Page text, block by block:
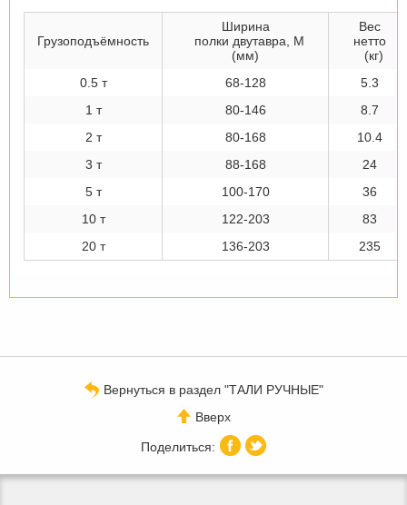
Грузоподъёмность
Ширина
полки двутавра, М
(мм)
Вес
нетто
(кг)
0.5 т
68-128
5.3
1 т
80-146
8.7
2 т
80-168
10.4
3 т
88-168
24
5 т
100-170
36
10 т
122-203
83
20 т
136-203 235
Вернуться в раздел "ТАЛИ РУЧНЫЕ"
Вверх